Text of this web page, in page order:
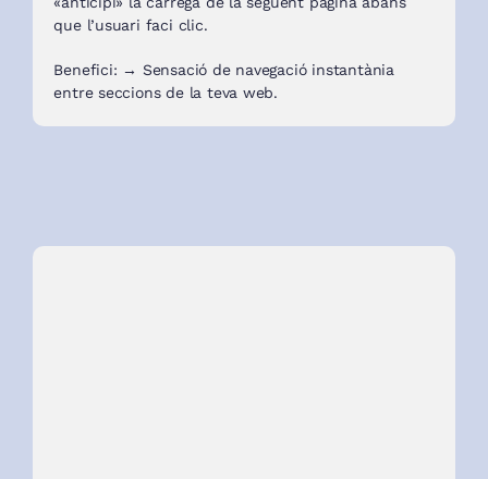
que l’usuari faci clic.
Benefici: → Sensació de navegació instantània
entre seccions de la teva web.